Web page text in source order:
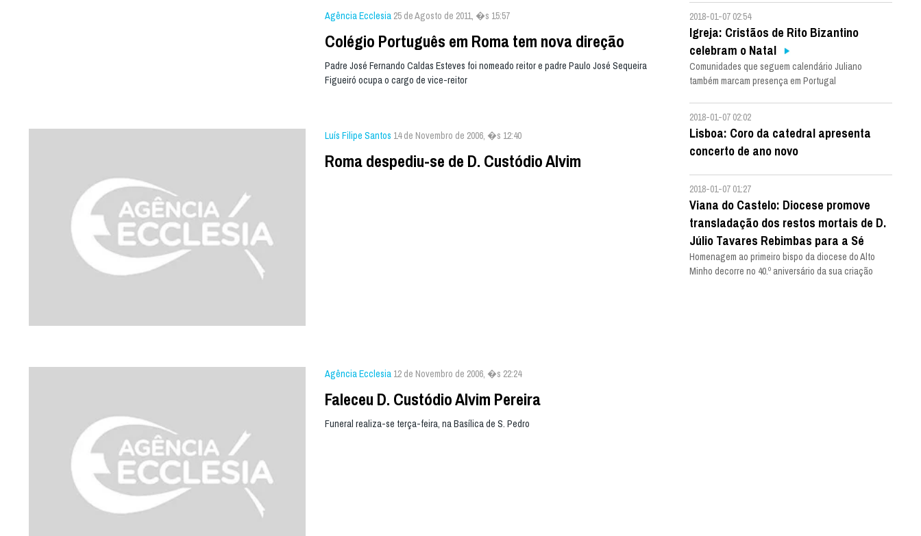
Agência Ecclesia 25 de Agosto de 2011, �s 15:57
Colégio Português em Roma tem nova direção
Padre José Fernando Caldas Esteves foi nomeado reitor e padre Paulo José Sequeira
Figueiró ocupa o cargo de vice-reitor
Luís Filipe Santos 14 de Novembro de 2006, �s 12:40
Roma despediu-se de D. Custódio Alvim
Agência Ecclesia 12 de Novembro de 2006, �s 22:24
Faleceu D. Custódio Alvim Pereira
Funeral realiza-se terça-feira, na Basílica de S. Pedro
2018-01-07 02:54
Igreja: Cristãos de Rito Bizantino
celebram o Natal
Comunidades que seguem calendário Juliano
também marcam presença em Portugal
2018-01-07 02:02
Lisboa: Coro da catedral apresenta
concerto de ano novo
2018-01-07 01:27
Viana do Castelo: Diocese promove
transladação dos restos mortais de D.
Júlio Tavares Rebimbas para a Sé
Homenagem ao primeiro bispo da diocese do Alto
Minho decorre no 40.º aniversário da sua criação